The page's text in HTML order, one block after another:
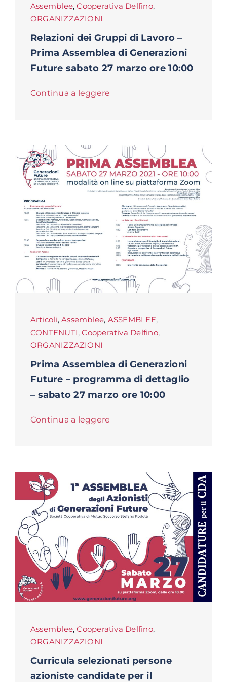
Assemblee,Cooperativa Delfino,
ORGANIZZAZIONI
Relazioni dei Gruppi di Lavoro –
Prima Assemblea di Generazioni
Future sabato 27 marzo ore 10:00
Continua a leggere
Articoli,Assemblee, ASSEMBLEE,
CONTENUTI,Cooperativa Delfino,
ORGANIZZAZIONI
Prima Assemblea di Generazioni
Future – programma di dettaglio
– sabato 27 marzo ore 10:00
Continua a leggere
Assemblee,Cooperativa Delfino,
ORGANIZZAZIONI
Curricula selezionati persone
azioniste candidate per il